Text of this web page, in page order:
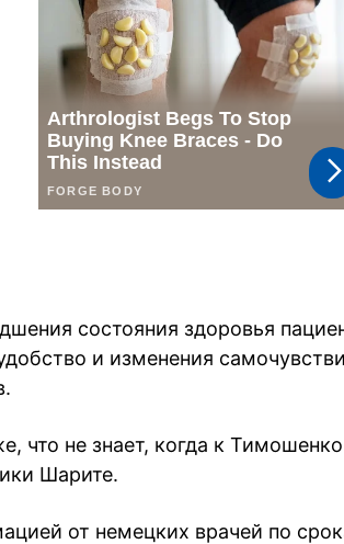
состояния здоровья
и изменения
что не знает, когда к
Шарите.
от немецких врачей по